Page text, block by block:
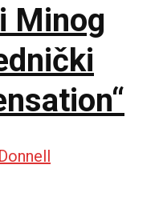
Minog